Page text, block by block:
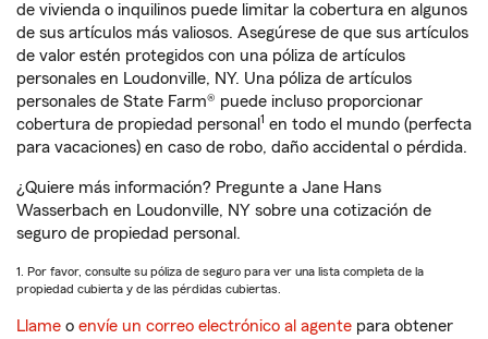
de vivienda o inquilinos puede limitar la cobertura en algunos
de sus artículos más valiosos. Asegúrese de que sus artículos
de valor estén protegidos con una póliza de artículos
personales en Loudonville, NY. Una póliza de artículos
personales de State Farm® puede incluso proporcionar
cobertura de propiedad personal 1 en todo el mundo (perfecta
para vacaciones) en caso de robo, daño accidental o pérdida.
¿Quiere más información? Pregunte a Jane Hans
Wasserbach en Loudonville, NY sobre una cotización de
seguro de propiedad personal.
1. Por favor, consulte su póliza de seguro para ver una lista completa de la
propiedad cubierta y de las pérdidas cubiertas.
Llame o envíe un correo electrónico al agente para obtener